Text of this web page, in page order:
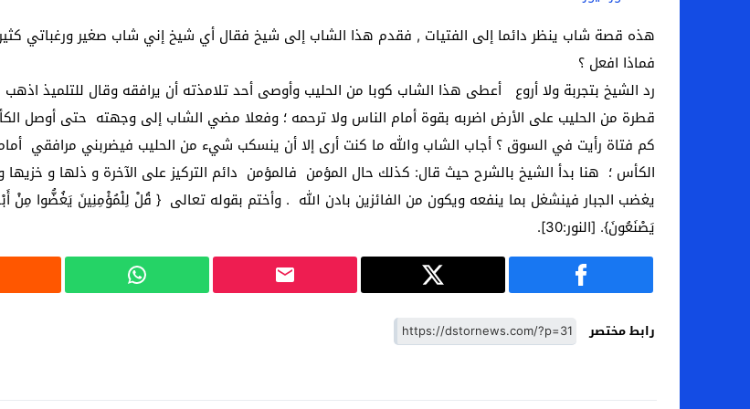
اخبار الرياضة – اليويفا يعقد اجتماعا طارئا لبحث خطة الفيفا لبيع حصة في كيان تجاري جديد
عالم الجريمة – قُتل أربعة مهاجرين غير شرعيين أثناء محاولتهم عبور القناة الإنجليزية باتجاه بريطانيا
مال و اعمال – انكماش الاقتصاد السعودي للمرة الأولى منذ عامين ونصف
هذه قصة شاب ينظر دائما إلى الفتيات , فقدم هذا الشاب إلى شيخ فقال أي شيخ إني شاب صغير ورغباتي
فماذا افعل ؟
رد الشيخ بتجربة ولا أروع أعطى هذا الشاب كوبا من الحليب وأوصى أحد تلامذته أن يرافقه وقال للتلميذ اذهب
قطرة من الحليب على الأرض اضربه بقوة أمام الناس ولا ترحمه ؛ وفعلا مضي الشاب إلى وجهته حتى أوصل
كم فتاة رأيت في السوق ؟ أجاب الشاب والله ما كنت أرى إلا أن ينسكب شيء من الحليب فيضربني
الكأس ؛ هنا بدأ الشيخ بالشرح حيث قال: كذلك حال المؤمن فالمؤمن دائم التركيز على الآخرة و ذلها و
يغضب الجبار فينشغل بما ينفعه ويكون من الفائزين بادن الله . وأختم بقوله تعالى { قُلْ لِلْمُؤْمِنِينَ يَغُضُّوا مِنْ
يَصْنَعُونَ}. [النور:30].
رابط مختصر